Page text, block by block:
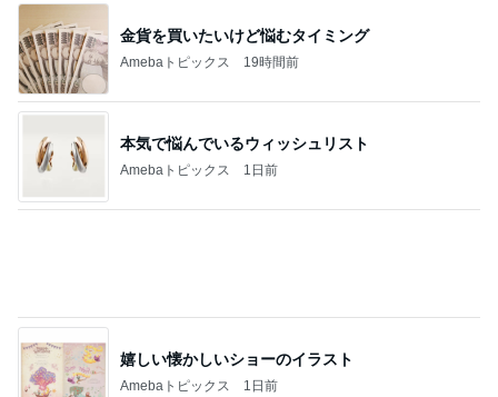
嬉しい懐かしいショーのイラスト
Amebaトピックス 1日前
朝の大掃除を終えてゆっくりした時間